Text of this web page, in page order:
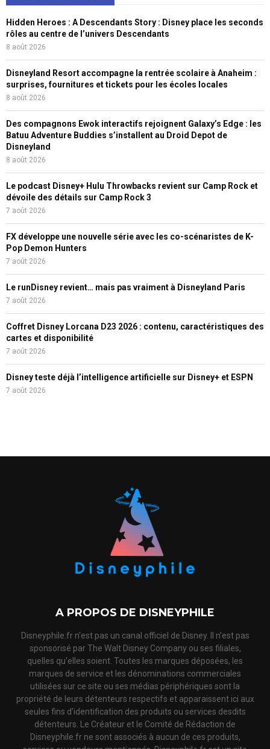
Hidden Heroes : A Descendants Story : Disney place les seconds
rôles au centre de l’univers Descendants
8 août 2026
Disneyland Resort accompagne la rentrée scolaire à Anaheim :
surprises, fournitures et tickets pour les écoles locales
8 août 2026
Des compagnons Ewok interactifs rejoignent Galaxy’s Edge : les
Batuu Adventure Buddies s’installent au Droid Depot de
Disneyland
8 août 2026
Le podcast Disney+ Hulu Throwbacks revient sur Camp Rock et
dévoile des détails sur Camp Rock 3
7 août 2026
FX développe une nouvelle série avec les co-scénaristes de K-
Pop Demon Hunters
7 août 2026
Le runDisney revient… mais pas vraiment à Disneyland Paris
7 août 2026
Coffret Disney Lorcana D23 2026 : contenu, caractéristiques des
cartes et disponibilité
7 août 2026
Disney teste déjà l’intelligence artificielle sur Disney+ et ESPN
7 août 2026
A PROPOS DE DISNEYPHILE
Disneyphile.fr n'est pas un canal officiel de Disney. Il n'est pas
sponsorisé par The Walt Disney Company ou ses filiales,
quelles qu'elles soient. Toutes les marques déposées, les
marques de service et les dénominations commerciales
utilisées sur ce site ou ses médias périphériques sont la
propriété de leurs détenteurs respectifs et apparaissent ici aux
seules fins d'identification des produits ou services desdits
détenteurs. Le Créateur et le Comité de Rédaction de
Disneyphile.fr ne sont associés à aucun de ces produits,